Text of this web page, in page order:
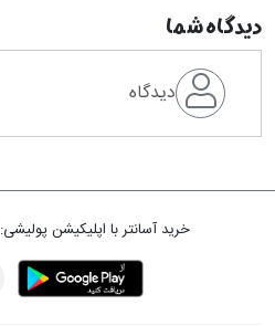
دیدگاه شما
دیدگاه
خرید آسانتر با اپلیکیشن پولیشی: